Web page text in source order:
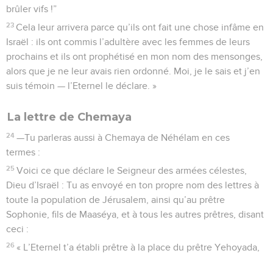
brûler vifs !”
23 Cela leur arrivera parce qu’ils ont fait une chose infâme en
Israël : ils ont commis l’adultère avec les femmes de leurs
prochains et ils ont prophétisé en mon nom des mensonges,
alors que je ne leur avais rien ordonné. Moi, je le sais et j’en
suis témoin — l’Eternel le déclare. »
La lettre de Chemaya
24 —Tu parleras aussi à Chemaya de Néhélam en ces
termes :
25 Voici ce que déclare le Seigneur des armées célestes,
Dieu d’Israël : Tu as envoyé en ton propre nom des lettres à
toute la population de Jérusalem, ainsi qu’au prêtre
Sophonie, fils de Maaséya, et à tous les autres prêtres, disant
ceci :
26 « L’Eternel t’a établi prêtre à la place du prêtre Yehoyada,